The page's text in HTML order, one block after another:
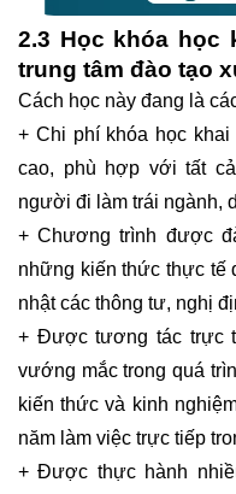
2.3 Học khóa học
trung tâm đào tạo
Cách học này đang là
+ Chi phí khóa học
cao, phù hợp với tất
người đi làm trái ngành,
+ Chương trình được
những kiến thức thực tế
nhật các thông tư, nghị
+ Được tương tác trực
vướng mắc trong quá
kiến thức và kinh
năm làm việc trực tiếp
+ Được thực hành